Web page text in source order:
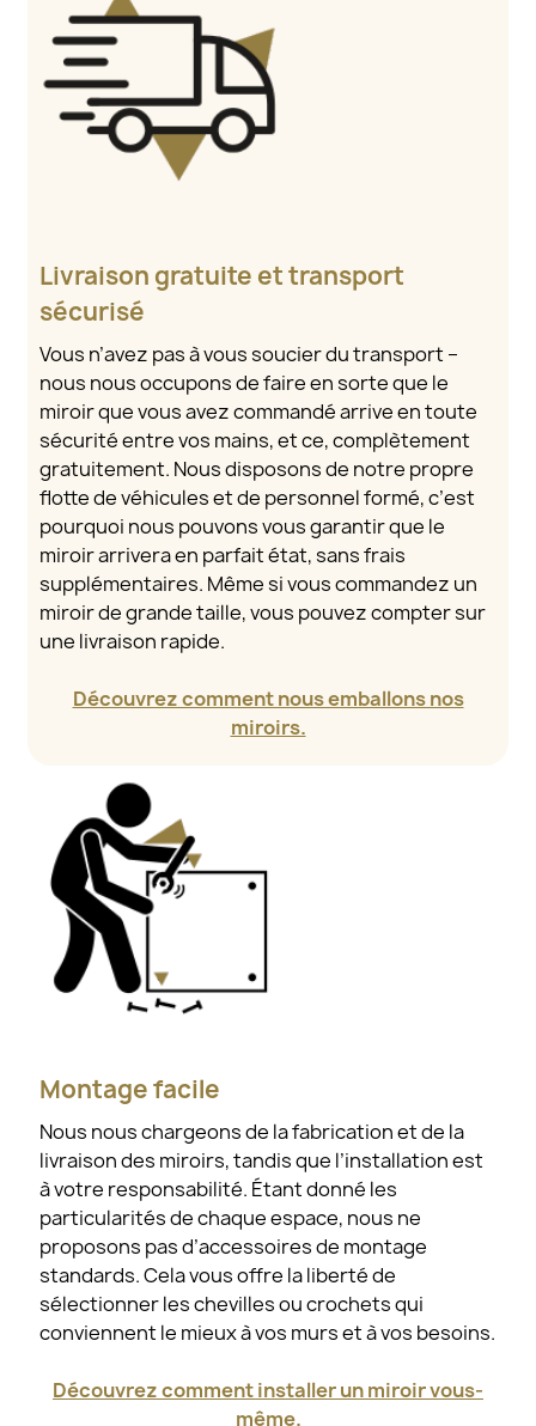
Livraison gratuite et transport
sécurisé
Vous n’avez pas à vous soucier du transport –
nous nous occupons de faire en sorte que le
miroir que vous avez commandé arrive en toute
sécurité entre vos mains, et ce, complètement
gratuitement. Nous disposons de notre propre
flotte de véhicules et de personnel formé, c’est
pourquoi nous pouvons vous garantir que le
miroir arrivera en parfait état, sans frais
supplémentaires. Même si vous commandez un
miroir de grande taille, vous pouvez compter sur
une livraison rapide.
Découvrez comment nous emballons nos
miroirs.
Montage facile
Nous nous chargeons de la fabrication et de la
livraison des miroirs, tandis que l’installation est
à votre responsabilité. Étant donné les
particularités de chaque espace, nous ne
proposons pas d’accessoires de montage
standards. Cela vous offre la liberté de
sélectionner les chevilles ou crochets qui
conviennent le mieux à vos murs et à vos besoins.
Découvrez comment installer un miroir vous-
même.